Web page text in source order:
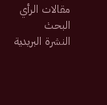
مقالات الرأي
البحث
النشرة البريدية